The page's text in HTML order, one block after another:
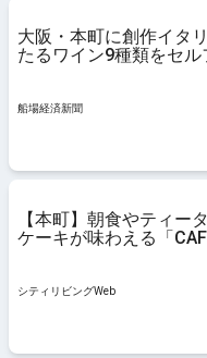
大阪・本町に創作イタ
たるワイン9種類をセル
船場経済新聞
【本町】朝食やティー
ケーキが味わえる「
シティリビングWeb